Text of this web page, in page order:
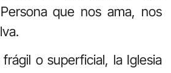
que nos ama, nos
o superficial, la Iglesia